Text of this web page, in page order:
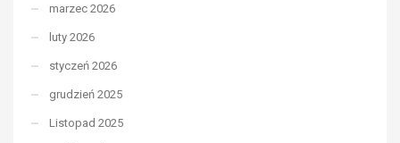
marzec 2026
luty 2026
styczeń 2026
grudzień 2025
Listopad 2025